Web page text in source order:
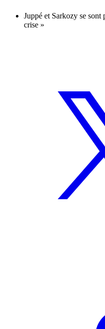
Juppé et Sarkozy se sont
crise »